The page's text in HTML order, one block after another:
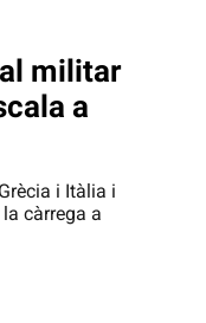
militar
a
i Itàlia i
càrrega a